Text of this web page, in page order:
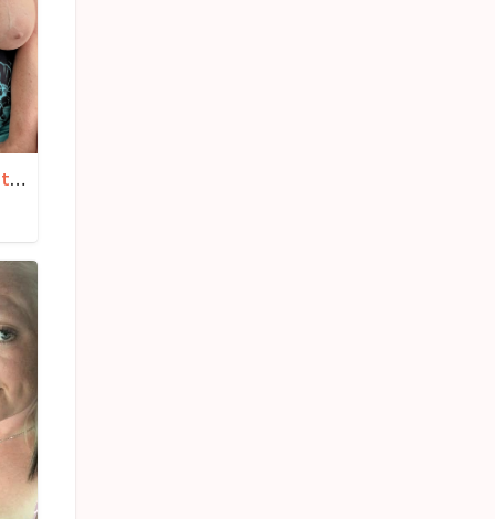
Izazovna vatrena Neda 75 – N.Beograd – Babe za seks